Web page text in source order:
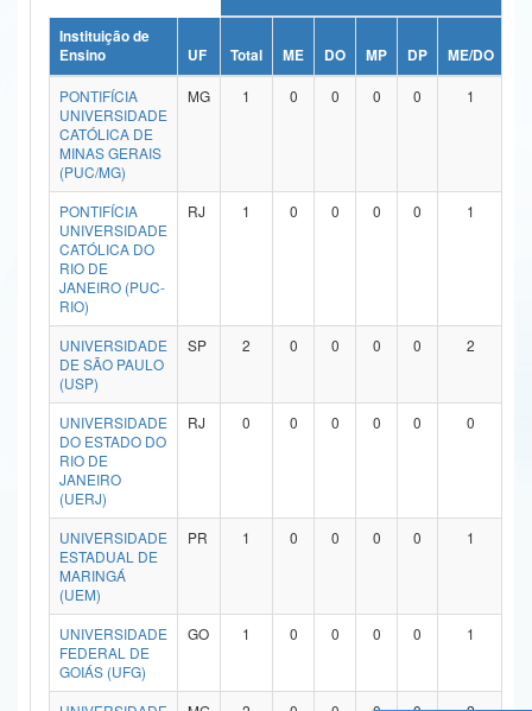
Ministério da Ciência, Tecnologia, Inovações e Comunicações
Ministério do Meio Ambiente
Ministério do Turismo
Ministério do Desenvolvimento Regional
Controladoria-Geral da União
Ministério da Mulher, da Família e dos Direitos Humanos
Secretaria-Geral
Secretaria de Governo
Gabinete de Segurança Institucional
Advocacia-Geral da União
Banco Central do Brasil
Instituição de
Ensino
UF Total ME DO MP DP ME/DO
PONTIFÍCIA
UNIVERSIDADE
CATÓLICA DE
MINAS GERAIS
(PUC/MG)
MG 1 0 0 0 0 1
PONTIFÍCIA
UNIVERSIDADE
CATÓLICA DO
RIO DE
JANEIRO (PUC-
RIO)
RJ 1 0 0 0 0 1
UNIVERSIDADE
DE SÃO PAULO
(USP)
SP 2 0 0 0 0 2
UNIVERSIDADE
DO ESTADO DO
RIO DE
JANEIRO
(UERJ)
RJ 0 0 0 0 0 0
UNIVERSIDADE
ESTADUAL DE
MARINGÁ
(UEM)
PR 1 0 0 0 0 1
UNIVERSIDADE
FEDERAL DE
GOIÁS (UFG)
GO 1 0 0 0 0 1